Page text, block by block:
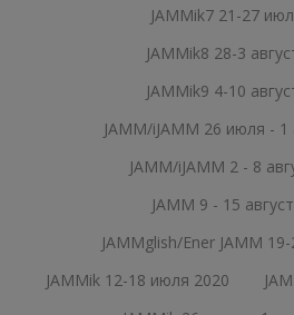
JAMMik7 21-27
JAMMik8 28-3
JAMMik9 4-10
JAMM/iJAMM 26 июля - 1
JAMM/iJAMM 2 - 8
JAMM 9 - 15
JAMMglish/Ener JAMM
JAMMik 12-18 июля 2020